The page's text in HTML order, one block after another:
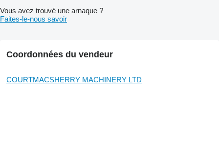
Vous avez trouvé une arnaque ?
Faites-le-nous savoir
Coordonnées du vendeur
COURTMACSHERRY MACHINERY LTD